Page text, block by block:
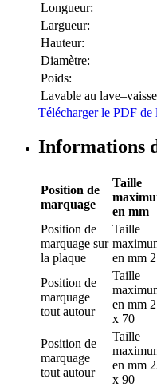
Longueur:
Largueur:
Hauteur:
Diamètre:
Poids:
Lavable au
Télécharger le PDF de
Informations
Position de
marquage
Taille
en mm
Position de
marquage sur
la plaque
Taille
en mm
Position de
marquage
tout autour
Taille
en mm
x 70
Position de
marquage
tout autour
Taille
en mm
x 90